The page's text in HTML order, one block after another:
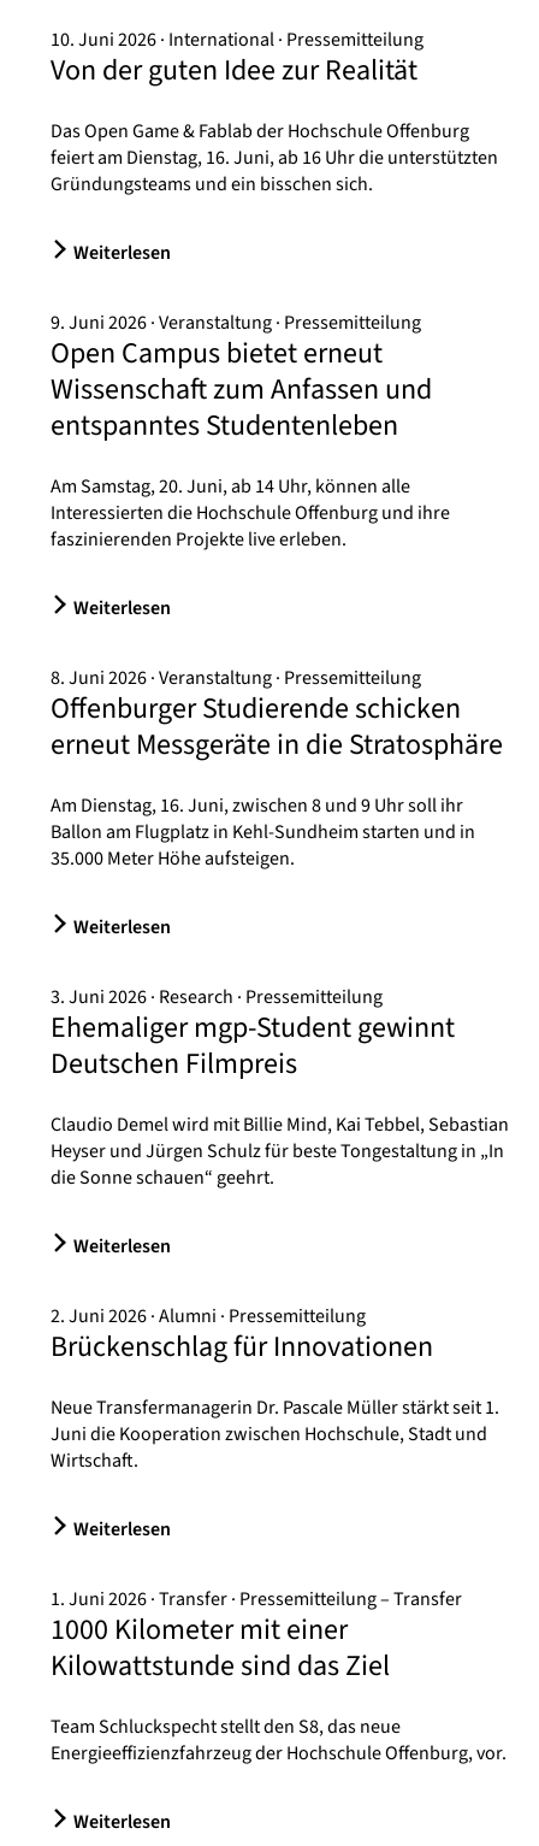
10. Juni 2026 International Pressemitteilung
Von der guten Idee zur Realität
Das Open Game & Fablab der Hochschule Offenburg
feiert am Dienstag, 16. Juni, ab 16 Uhr die unterstützten
Gründungsteams und ein bisschen sich.
Weiterlesen
9. Juni 2026 Veranstaltung Pressemitteilung
Open Campus bietet erneut
Wissenschaft zum Anfassen und
entspanntes Studentenleben
Am Samstag, 20. Juni, ab 14 Uhr, können alle
Interessierten die Hochschule Offenburg und ihre
faszinierenden Projekte live erleben.
Weiterlesen
8. Juni 2026 Veranstaltung Pressemitteilung
Offenburger Studierende schicken
erneut Messgeräte in die Stratosphäre
Am Dienstag, 16. Juni, zwischen 8 und 9 Uhr soll ihr
Ballon am Flugplatz in Kehl-Sundheim starten und in
35.000 Meter Höhe aufsteigen.
Weiterlesen
3. Juni 2026 Research Pressemitteilung
Ehemaliger mgp-Student gewinnt
Deutschen Filmpreis
Claudio Demel wird mit Billie Mind, Kai Tebbel, Sebastian
Heyser und Jürgen Schulz für beste Tongestaltung in „In
die Sonne schauen“ geehrt.
Weiterlesen
2. Juni 2026 Alumni Pressemitteilung
Brückenschlag für Innovationen
Neue Transfermanagerin Dr. Pascale Müller stärkt seit 1.
Juni die Kooperation zwischen Hochschule, Stadt und
Wirtschaft.
Weiterlesen
1. Juni 2026 Transfer Pressemitteilung – Transfer
1000 Kilometer mit einer
Kilowattstunde sind das Ziel
Team Schluckspecht stellt den S8, das neue
Energieeffizienzfahrzeug der Hochschule Offenburg, vor.
Weiterlesen